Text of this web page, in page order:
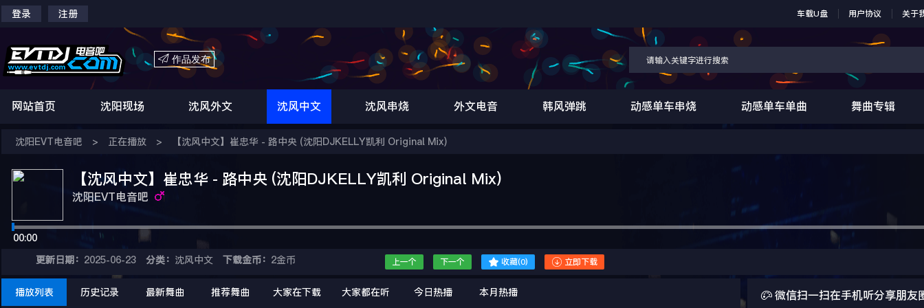
登录 注册 车载U盘 用户协议 关于
 作品发布
网站首页 沈阳现场 沈风外文 沈风中文 沈风串烧 外文电音 韩风弹跳 动感单车串烧 动感单车单曲 舞曲专辑
沈阳EVT电音吧 > 正在播放 > 【沈风中文】崔忠华 - 路中央 (沈阳DJKELLY凯利 Original Mix)
【沈风中文】崔忠华 - 路中央 (沈阳DJKELLY凯利 Original Mix)
沈阳EVT电音吧
00:00
更新日期： 2025-06-23 分类： 沈风中文 下载金币： 2金币 上一个 下一个  收藏(0)  立即下载
播放列表 历史记录 最新舞曲 推荐舞曲 大家在下载 大家都在听 今日热播 本月热播 微信扫一扫在手机听分享朋友